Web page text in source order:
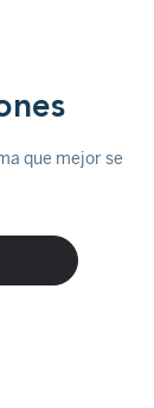
que mejor se